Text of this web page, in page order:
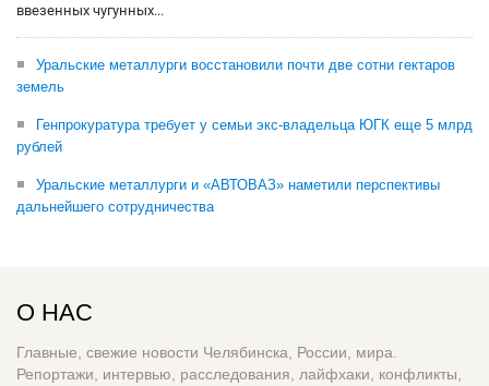
ввезенных чугунных...
Уральские металлурги восстановили почти две сотни гектаров
земель
Генпрокуратура требует у семьи экс-владельца ЮГК еще 5 млрд
рублей
Уральские металлурги и «АВТОВАЗ» наметили перспективы
дальнейшего сотрудничества
О НАС
Главные, свежие новости Челябинска, России, мира.
Репортажи, интервью, расследования, лайфхаки, конфликты,